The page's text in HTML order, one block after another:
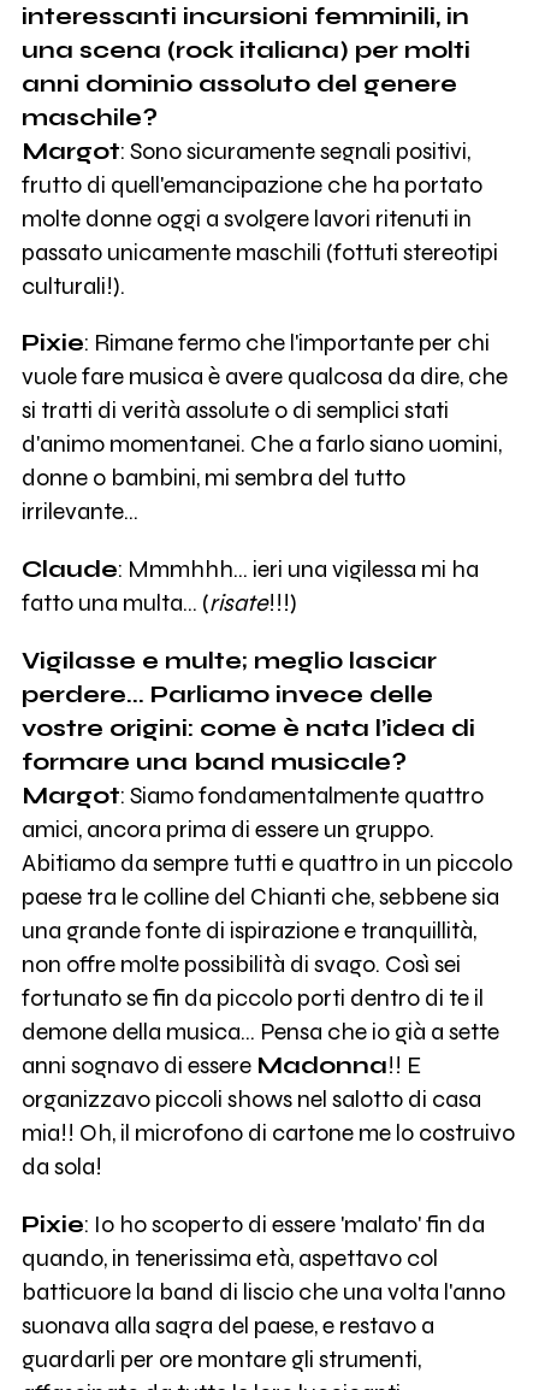
interessanti incursioni femminili, in
una scena (rock italiana) per molti
anni dominio assoluto del genere
maschile?
Margot: Sono sicuramente segnali positivi,
frutto di quell'emancipazione che ha portato
molte donne oggi a svolgere lavori ritenuti in
passato unicamente maschili (fottuti stereotipi
culturali!).
Pixie: Rimane fermo che l'importante per chi
vuole fare musica è avere qualcosa da dire, che
si tratti di verità assolute o di semplici stati
d'animo momentanei. Che a farlo siano uomini,
donne o bambini, mi sembra del tutto
irrilevante...
Claude: Mmmhhh... ieri una vigilessa mi ha
fatto una multa... (risate!!!)
Vigilasse e multe; meglio lasciar
perdere... Parliamo invece delle
vostre origini: come è nata l’idea di
formare una band musicale?
Margot: Siamo fondamentalmente quattro
amici, ancora prima di essere un gruppo.
Abitiamo da sempre tutti e quattro in un piccolo
paese tra le colline del Chianti che, sebbene sia
una grande fonte di ispirazione e tranquillità,
non offre molte possibilità di svago. Così sei
fortunato se fin da piccolo porti dentro di te il
demone della musica... Pensa che io già a sette
anni sognavo di essere Madonna!! E
organizzavo piccoli shows nel salotto di casa
mia!! Oh, il microfono di cartone me lo costruivo
da sola!
Pixie: Io ho scoperto di essere 'malato' fin da
quando, in tenerissima età, aspettavo col
batticuore la band di liscio che una volta l'anno
suonava alla sagra del paese, e restavo a
guardarli per ore montare gli strumenti,